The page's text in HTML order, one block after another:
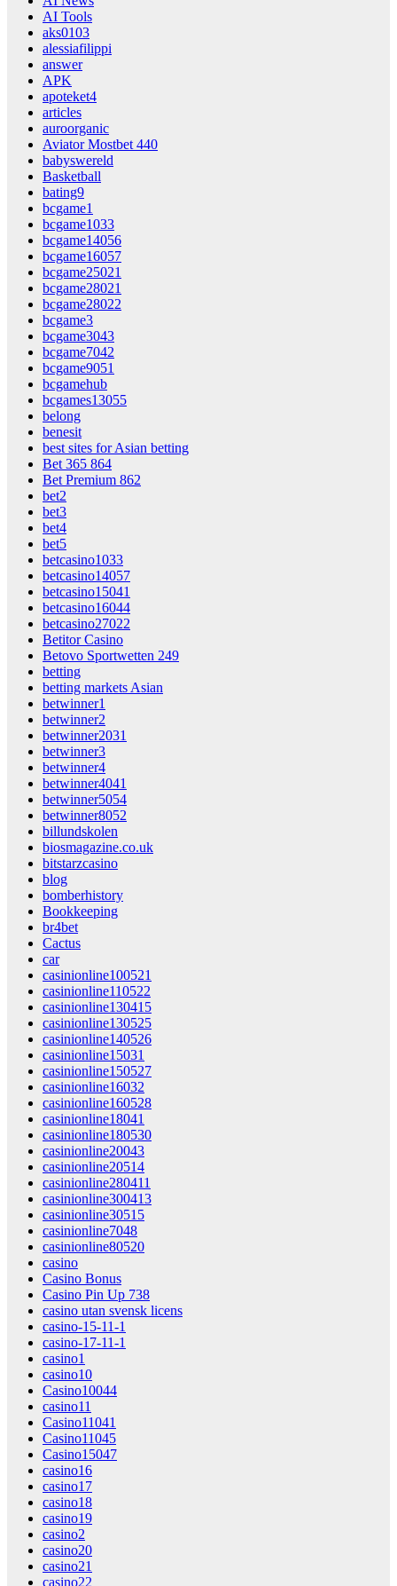
AI Tools
aks0103
alessiafilippi
answer
APK
apoteket4
articles
auroorganic
Aviator Mostbet 440
babyswereld
Basketball
bating9
bcgame1
bcgame1033
bcgame14056
bcgame16057
bcgame25021
bcgame28021
bcgame28022
bcgame3
bcgame3043
bcgame7042
bcgame9051
bcgamehub
bcgames13055
belong
benesit
best sites for Asian betting
Bet 365 864
Bet Premium 862
bet2
bet3
bet4
bet5
betcasino1033
betcasino14057
betcasino15041
betcasino16044
betcasino27022
Betitor Casino
Betovo Sportwetten 249
betting
betting markets Asian
betwinner1
betwinner2
betwinner2031
betwinner3
betwinner4
betwinner4041
betwinner5054
betwinner8052
billundskolen
biosmagazine.co.uk
bitstarzcasino
blog
bomberhistory
Bookkeeping
br4bet
Cactus
car
casinionline100521
casinionline110522
casinionline130415
casinionline130525
casinionline140526
casinionline15031
casinionline150527
casinionline16032
casinionline160528
casinionline18041
casinionline180530
casinionline20043
casinionline20514
casinionline280411
casinionline300413
casinionline30515
casinionline7048
casinionline80520
casino
Casino Bonus
Casino Pin Up 738
casino utan svensk licens
casino-15-11-1
casino-17-11-1
casino1
casino10
Casino10044
casino11
Casino11041
Casino11045
Casino15047
casino16
casino17
casino18
casino19
casino2
casino20
casino21
casino22